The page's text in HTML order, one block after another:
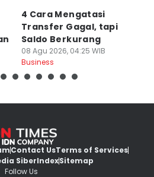
4 Cara Mengatasi
Transfer Gagal, tapi
Saldo Berkurang
08 Agu 2026, 04:25 WIB
Business
Contact UsTerms of Services
SiberIndexSitemap
Follow Us